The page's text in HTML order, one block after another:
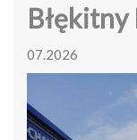
Błękitny
07.2026